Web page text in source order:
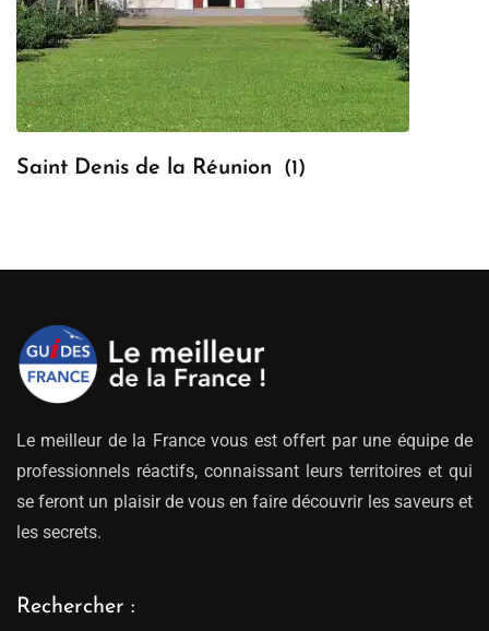
Saint Denis de la Réunion (1)
Le meilleur de la France vous est offert par une équipe de
professionnels réactifs, connaissant leurs territoires et qui
se feront un plaisir de vous en faire découvrir les saveurs et
les secrets.
Rechercher :